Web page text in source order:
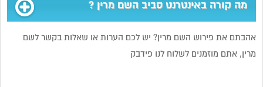
מה קורה באינטרנט סביב השם מרין ?
אהבתם את פירוש השם מרין? יש לכם הערות או שאלות בקשר לשם
מרין, אתם מוזמנים לשלוח לנו פידבק